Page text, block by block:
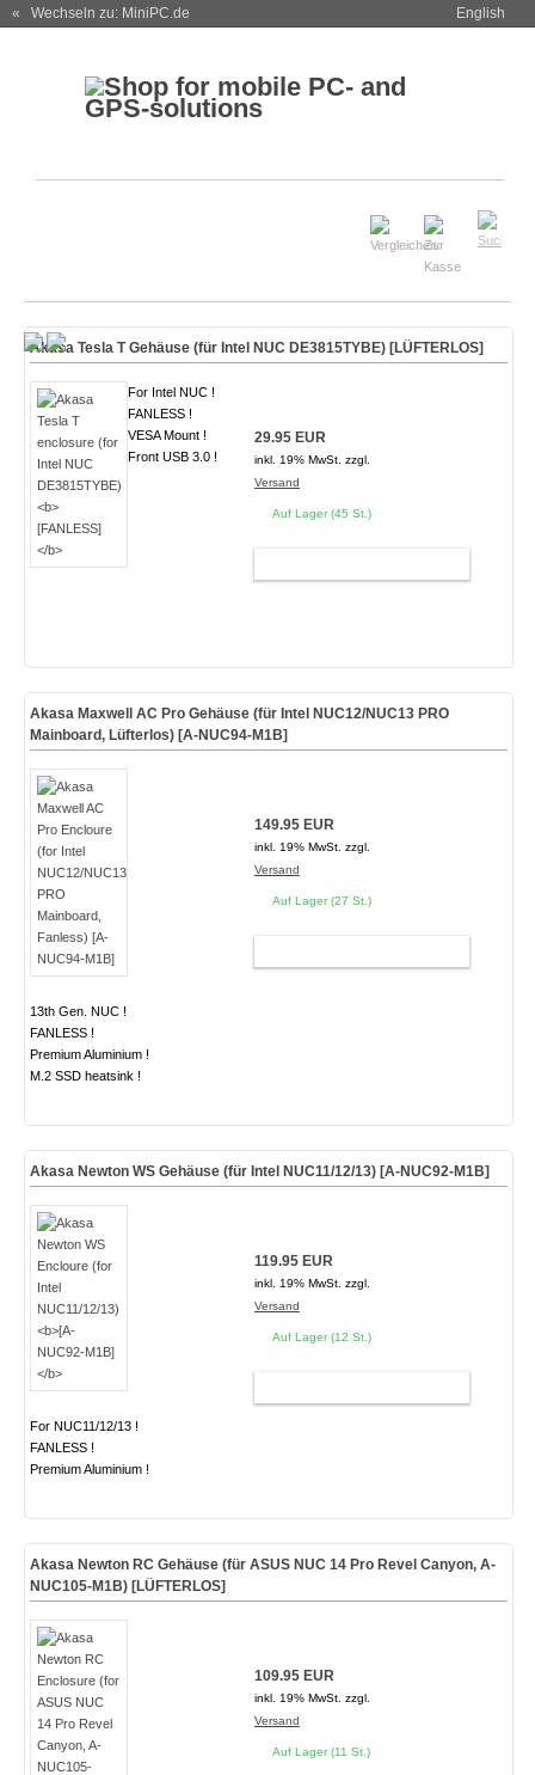
« Wechseln zu: MiniPC.de English
Akasa Tesla T Gehäuse (für Intel NUC DE3815TYBE) [LÜFTERLOS]
For Intel NUC !
FANLESS !
VESA Mount !
Front USB 3.0 !
29.95 EUR
inkl. 19% MwSt. zzgl.
Versand
Auf Lager (45 St.)
Akasa Maxwell AC Pro Gehäuse (für Intel NUC12/NUC13 PRO
Mainboard, Lüfterlos) [A-NUC94-M1B]
13th Gen. NUC !
FANLESS !
Premium Aluminium !
M.2 SSD heatsink !
149.95 EUR
inkl. 19% MwSt. zzgl.
Versand
Auf Lager (27 St.)
Akasa Newton WS Gehäuse (für Intel NUC11/12/13) [A-NUC92-M1B]
For NUC11/12/13 !
FANLESS !
Premium Aluminium !
119.95 EUR
inkl. 19% MwSt. zzgl.
Versand
Auf Lager (12 St.)
Akasa Newton RC Gehäuse (für ASUS NUC 14 Pro Revel Canyon, A-
NUC105-M1B) [LÜFTERLOS]
109.95 EUR
inkl. 19% MwSt. zzgl.
Versand
Auf Lager (11 St.)